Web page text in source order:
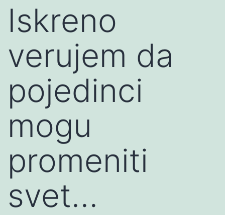
Iskreno
verujem da
pojedinci
mogu
promeniti
svet…